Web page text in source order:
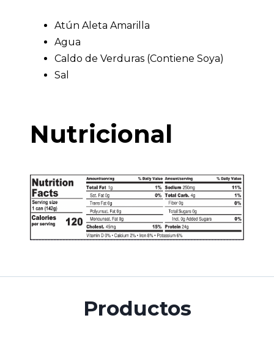
Nutricional
Atún Aleta Amarilla
Agua
Caldo de Verduras (Contiene Soya)
Sal
Productos